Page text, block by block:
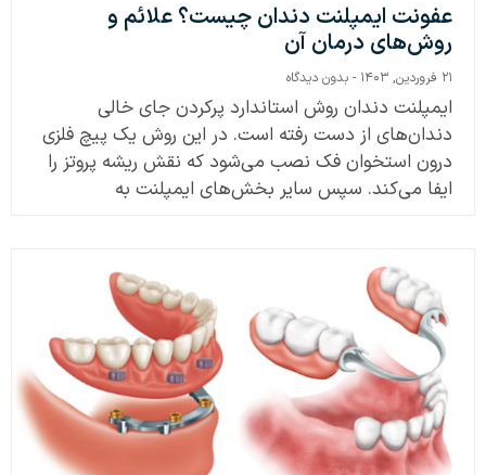
عفونت ایمپلنت دندان چیست؟ علائم و
روش‌های درمان آن
۲۱ فروردین, ۱۴۰۳ بدون دیدگاه
ایمپلنت دندان روش استاندارد پرکردن جای خالی
دندان‌های از دست رفته است. در این روش یک پیچ فلزی
درون استخوان فک نصب می‌شود که نقش ریشه پروتز را
ایفا می‌کند. سپس سایر بخش‌های ایمپلنت به